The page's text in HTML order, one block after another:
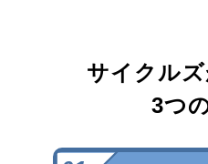
サイクル
3つ